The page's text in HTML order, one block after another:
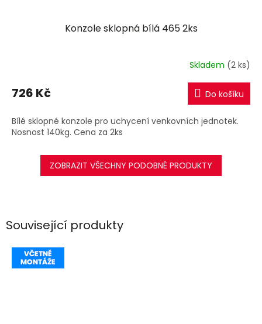
Související produkty
Konzole sklopná bílá 465 2ks
Skladem (2 ks)
726 Kč Do košíku
Bílé sklopné konzole pro uchycení venkovních jednotek.
Nosnost 140kg. Cena za 2ks
ZOBRAZIT VŠECHNY PODOBNÉ PRODUKTY